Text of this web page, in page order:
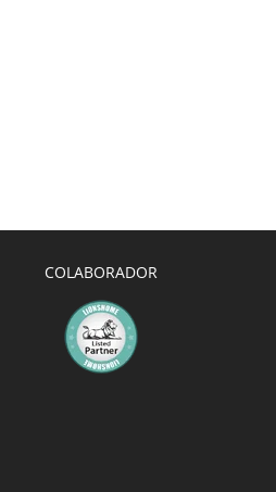
COLABORADOR